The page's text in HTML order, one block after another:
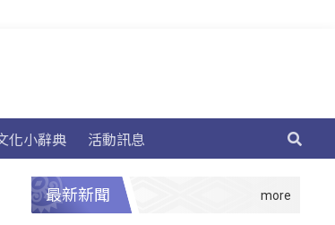
化小辭典 活動訊息
最新新聞